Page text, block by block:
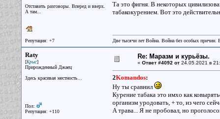
Отставить разговоры. Вперед и вверх.
А там...
Репутация: +7
Та это фигня. В некоторых
табакокурением. Вот это
Две тысячи лет Война. Война без особых
Raty
[Крыс]
Прирожденный Джаец
Здесь красивая местность...
Пол:
Репутация: +110
Re: Маразм и курьёзы.
« Ответ #4092 от24.05.2021 в
2Komandos:
Ну ты сравнил
Курение табака это имхо как
организм уродовать, + то, из чего
А трава... Я не пробовал, но